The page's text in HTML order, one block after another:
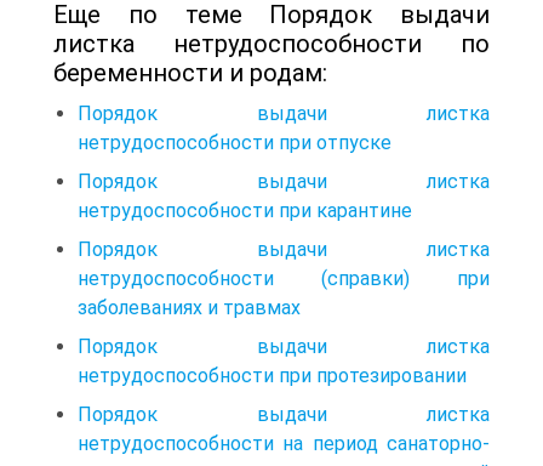
Еще по теме Порядок выдачи
листка нетрудоспособности по
беременности и родам:
Порядок выдачи листка
нетрудоспособности при отпуске
Порядок выдачи листка
нетрудоспособности при карантине
Порядок выдачи листка
нетрудоспособности (справки) при
заболеваниях и травмах
Порядок выдачи листка
нетрудоспособности при протезировании
Порядок выдачи листка
нетрудоспособности на период санаторно-